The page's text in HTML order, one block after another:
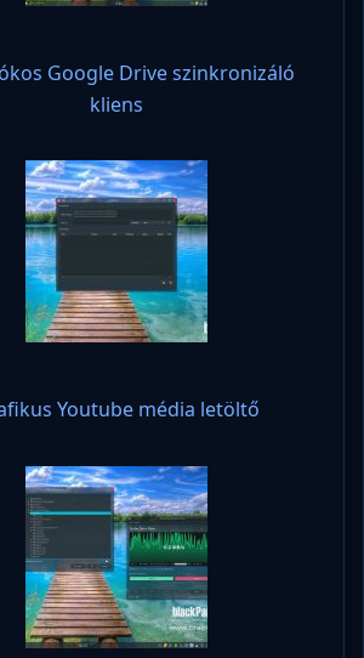
Google Drive szinkronizáló
kliens
Youtube média letöltő